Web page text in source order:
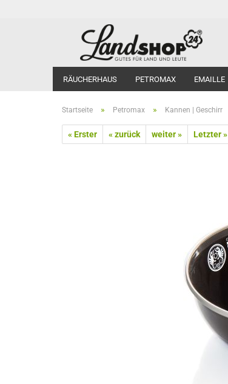
RÄUCHERHAUS PETROMAX EMAILLE
Startseite » Petromax » Kannen | Geschirr
« Erster « zurück weiter » Letzter »